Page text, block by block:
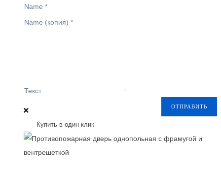
Name *
Name (копия) *
Текст
ОТПРАВИТЬ
Купить в один клик